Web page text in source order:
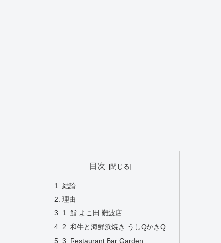
目次
結論
理由
1. 鮨 よこ田 難波店
2. 和牛と海鮮浜焼き うしQかきQ
3. Restaurant Bar Garden